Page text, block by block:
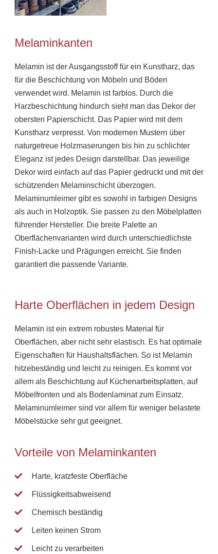
Melaminkanten
Melamin ist der Ausgangsstoff für ein Kunstharz, das
für die Beschichtung von Möbeln und Böden
verwendet wird. Melamin ist farblos. Durch die
Harzbeschichtung hindurch sieht man das Dekor der
obersten Papierschicht. Das Papier wird mit dem
Kunstharz verpresst. Von modernen Mustern über
naturgetreue Holzmaserungen bis hin zu schlichter
Eleganz ist jedes Design darstellbar. Das jeweilige
Dekor wird einfach auf das Papier gedruckt und mit der
schützenden Melaminschicht überzogen.
Melaminumleimer gibt es sowohl in farbigen Designs
als auch in Holzoptik. Sie passen zu den Möbelplatten
führender Hersteller. Die breite Palette an
Oberflächenvarianten wird durch unterschiedlichste
Finish-Lacke und Prägungen erreicht. Sie finden
garantiert die passende Variante.
Harte Oberflächen in jedem Design
Melamin ist ein extrem robustes Material für
Oberflächen, aber nicht sehr elastisch. Es hat optimale
Eigenschaften für Haushaltsflächen. So ist Melamin
hitzebeständig und leicht zu reinigen. Es kommt vor
allem als Beschichtung auf Küchenarbeitsplatten, auf
Möbelfronten und als Bodenlaminat zum Einsatz.
Melaminumleimer sind vor allem für weniger belastete
Möbelstücke sehr gut geeignet.
Vorteile von Melaminkanten
Harte, kratzfeste Oberfläche
Flüssigkeitsabweisend
Chemisch beständig
Leiten keinen Strom
Leicht zu verarbeiten